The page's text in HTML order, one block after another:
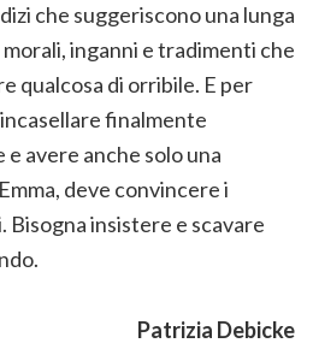
che suggeriscono una lunga
inganni e tradimenti che
qualcosa di orribile. E per
finalmente
e avere anche solo una
deve convincere i
Bisogna insistere e scavare
Patrizia Debicke